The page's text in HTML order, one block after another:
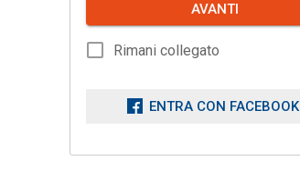
AVANTI
Rimani collegato
ENTRA CON FACEBOOK